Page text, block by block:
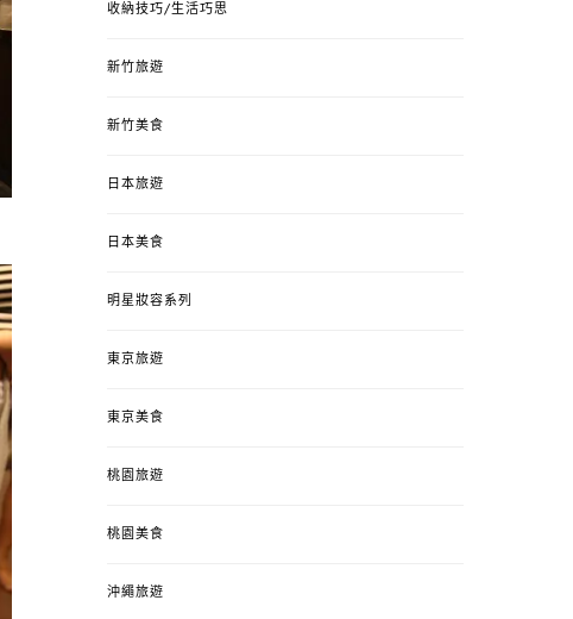
收納技巧/生活巧思
新竹旅遊
新竹美食
日本旅遊
日本美食
明星妝容系列
東京旅遊
東京美食
桃園旅遊
桃園美食
沖繩旅遊